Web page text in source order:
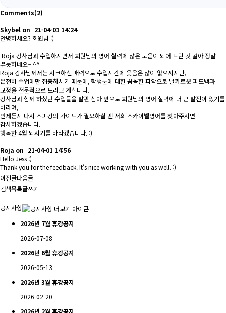
Comments(2)
Skybel on 21-04-01 14:24
안녕하세요? 회원님 :)
Roja 강사님과 수업하시면서 회원님의 영어 실력에 많은 도움이 되어 드린 것 같아 정말
뿌듯하네요~ ^^
Roja 강사님께서는 시크하신 매력으로 수업시간에 웃음은 많이 없으시지만,
온전히 수업에만 집중하시기 때문에, 학생분에 대한 꼼꼼한 파악으로 날카로운 피드백과
교정을 전문적으로 드리고 계십니다.
강사님과 함께 하셨던 수업들을 발판 삼아 앞으로 회원님의 영어 실력에 더 큰 발전이 있기를
바라며,
언제든지 다시 스피킹의 가이드가 필요하실 땐 저희 스카이벨영어를 찾아주시면
감사하겠습니다.
행복한 4월 되시기를 바라겠습니다. :)
Roja on 21-04-01 14:56
Hello Jess :)
Thank you for the feedback. It's nice working with you as well. :)
이전글다음글
검색목록글쓰기
공지사항
2026년 7월 휴강공지
2026-07-08
2026년 6월 휴강공지
2026-05-13
2026년 3월 휴강공지
2026-02-20
2026년 2월 휴강공지